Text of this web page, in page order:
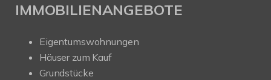
IMMOBILIENANGEBOTE
Eigentumswohnungen
Häuser zum Kauf
Grundstücke